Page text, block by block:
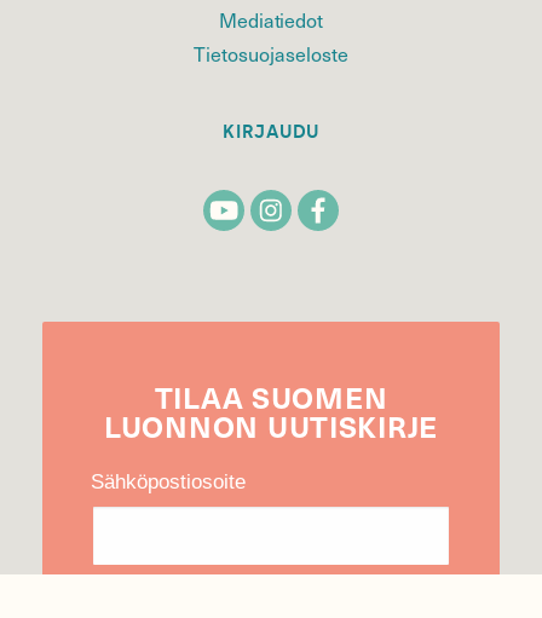
Mediatiedot
Tietosuojaseloste
KIRJAUDU
TILAA SUOMEN
LUONNON UUTIS­KIRJE
Sähköpostiosoite